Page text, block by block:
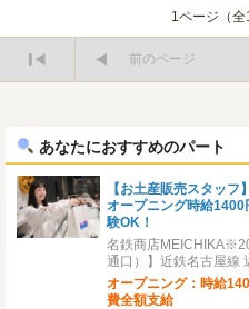
1ページ（全
前のページ
あなたにおすすめのパート
【お土産販売スタッフ】
オープニング時給
験OK！
名鉄商店
通口）】近鉄名古屋線
オープニング：時給
費全額支給